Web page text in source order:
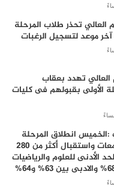
تحذر طلاب المرحلة
تهدد بعقاب
الأولى بقبولهم فى كليات
انطلاق المرحلة
الثانية لتنسيق الجامعات واستقبال أكثر من 280
الأدنى للعلوم والرياضيات